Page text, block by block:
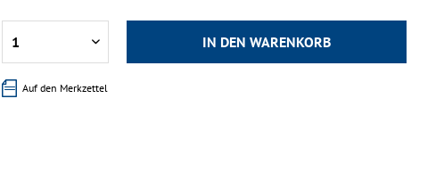
IN DEN WARENKORB
Auf den Merkzettel